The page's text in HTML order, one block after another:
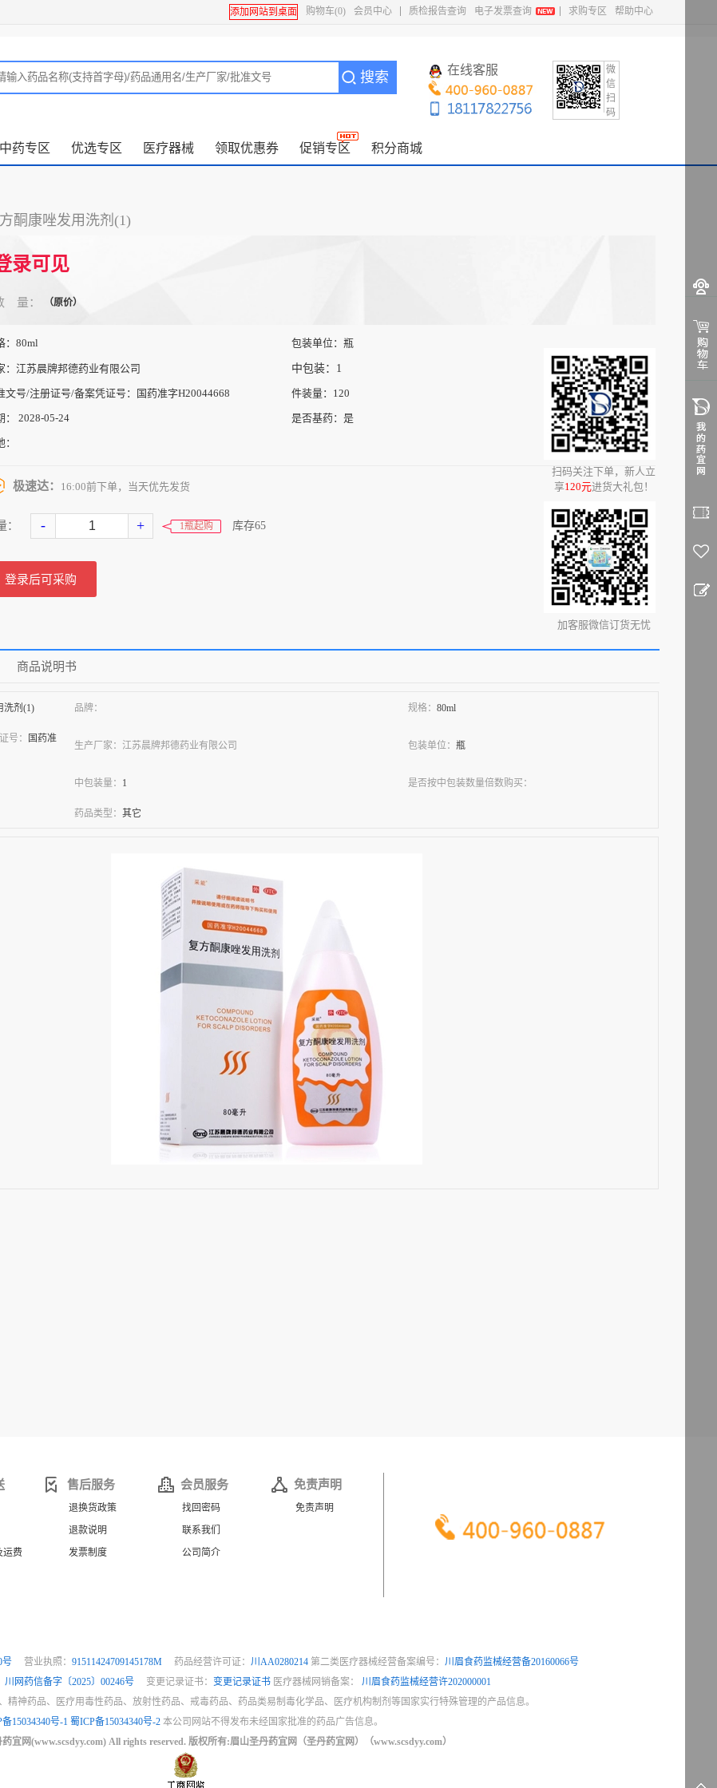
添加网站到桌面 购物车(0) 会员中心 质检报告查询 电子发票查询 求购专区 帮助中心
搜索 在线客服
微
信
扫
码
中药专区 优选专区 医疗器械 领取优惠券 促销专区 积分商城
酮康唑发用洗剂(1)
录可见
量： （原价）
80ml 包装单位： 瓶
： 江苏晨牌邦德药业有限公司 中包装： 1
文号/注册证号/备案凭证号： 国药准字H20044668 件装量： 120
2028-05-24 是否基药： 是
：
扫码关注下单，新人立
享120元进货大礼包！
加客服微信订货无忧
极速达： 16:00前下单，当天优先发货
： - + 1瓶起购 库存65
登录后可采购
商品说明书
洗剂(1) 品牌： 规格： 80ml
号：
国药准
生产厂家： 江苏晨牌邦德药业有限公司 包装单位： 瓶
中包装量： 1 是否按中包装数量倍数购买：
药品类型： 其它
运费
售后服务
退换货政策
退款说明
发票制度
会员服务
找回密码
联系我们
公司简介
免责声明
免责声明
号 营业执照： 91511424709145178M 药品经营许可证： 川AA0280214 第二类医疗器械经营备案编号： 川眉食药监械经营备20160066号
川网药信备字〔2025〕00246号 变更记录证书： 变更记录证书医疗器械网销备案： 川眉食药监械经营许202000001
精神药品、医疗用毒性药品、放射性药品、戒毒药品、药品类易制毒化学品、医疗机构制剂等国家实行特殊管理的产品信息。
15034340号-1 蜀ICP备15034340号-2 本公司网站不得发布未经国家批准的药品广告信息。
宜网(www.scsdyy.com) All rights reserved. 版权所有:眉山圣丹药宜网（圣丹药宜网）（www.scsdyy.com）